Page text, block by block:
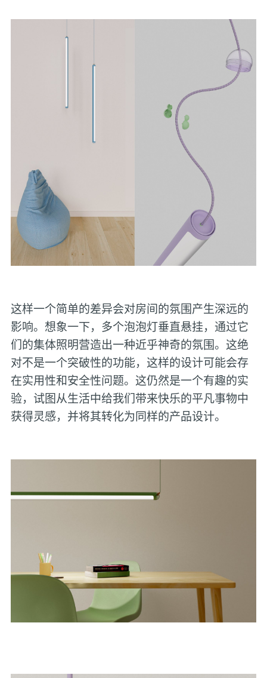
这样一个简单的差异会对房间的氛围产生深远的
影响。想象一下，多个泡泡灯垂直悬挂，通过它
们的集体照明营造出一种近乎神奇的氛围。这绝
对不是一个突破性的功能，这样的设计可能会存
在实用性和安全性问题。这仍然是一个有趣的实
验，试图从生活中给我们带来快乐的平凡事物中
获得灵感，并将其转化为同样的产品设计。